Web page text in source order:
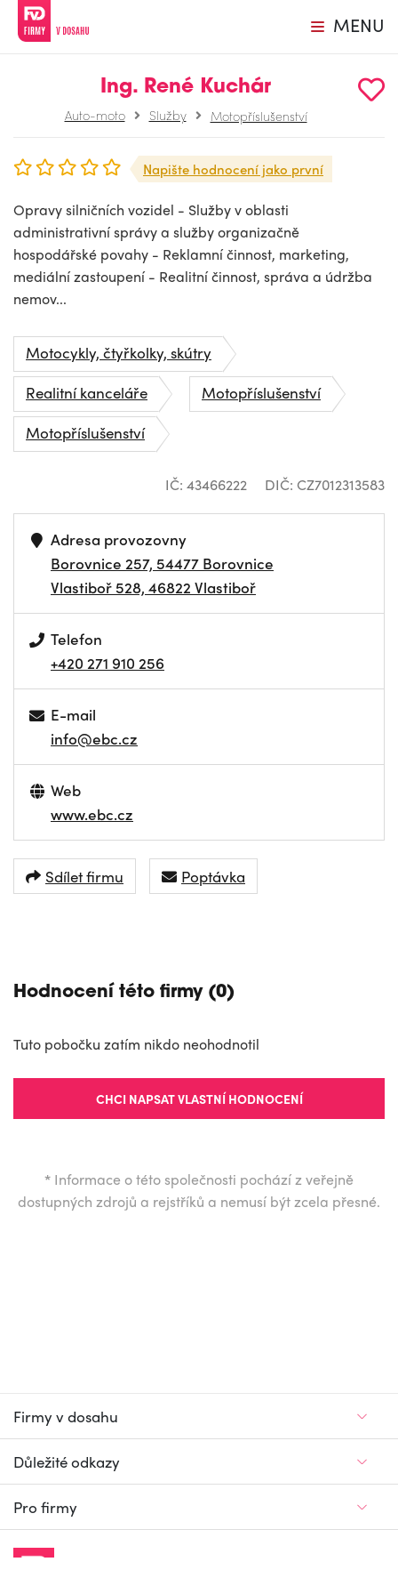
MENU
Ing. René Kuchár
Auto-moto Služby Motopříslušenství
Napište hodnocení jako první
Opravy silničních vozidel - Služby v oblasti
administrativní správy a služby organizačně
hospodářské povahy - Reklamní činnost, marketing,
mediální zastoupení - Realitní činnost, správa a údržba
nemov...
Motocykly, čtyřkolky, skútry
Realitní kanceláře
Motopříslušenství
Motopříslušenství
IČ: 43466222 DIČ: CZ7012313583
Adresa provozovny
Borovnice 257, 54477 Borovnice
Vlastiboř 528, 46822 Vlastiboř
Telefon
+420 271 910 256
E-mail
info@ebc.cz
Web
www.ebc.cz
Sdílet firmu Poptávka
Hodnocení této firmy (0)
Tuto pobočku zatím nikdo neohodnotil
CHCI NAPSAT VLASTNÍ HODNOCENÍ
* Informace o této společnosti pochází z veřejně
dostupných zdrojů a rejstříků a nemusí být zcela přesné.
Firmy v dosahu
Důležité odkazy
Pro firmy